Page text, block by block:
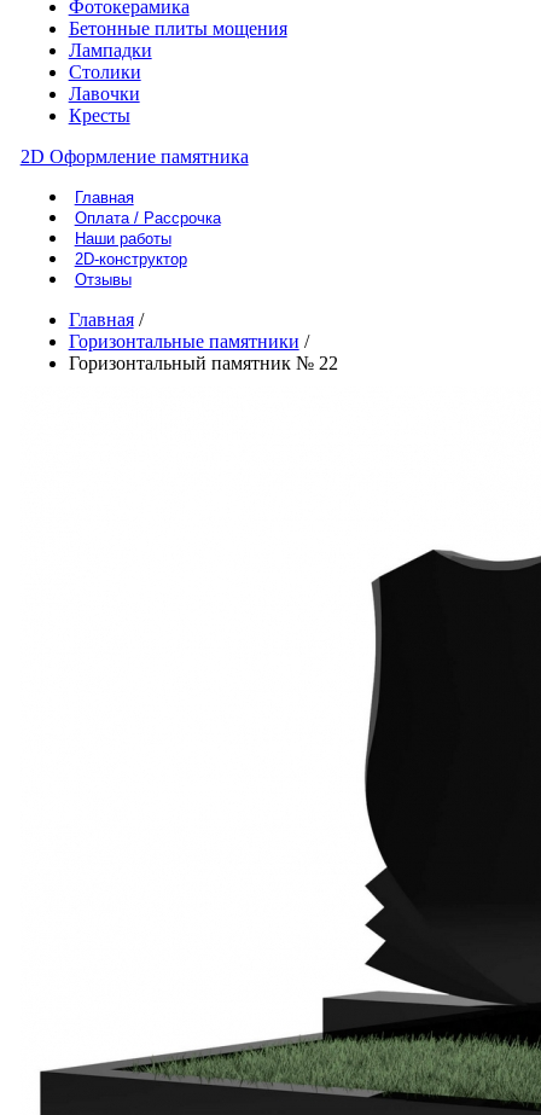
Фотокерамика
Бетонные плиты мощения
Лампадки
Столики
Лавочки
Кресты
2D Оформление памятника
Главная
Оплата / Рассрочка
Наши работы
2D-конструктор
Отзывы
Главная /
Горизонтальные памятники /
Горизонтальный памятник № 22